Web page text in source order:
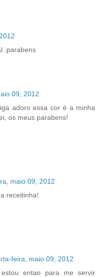
09, 2012
adoro essa cor é a minha
os meus parabens!
maio 09, 2012
receitinha!
feira, maio 09, 2012
entao para me servir